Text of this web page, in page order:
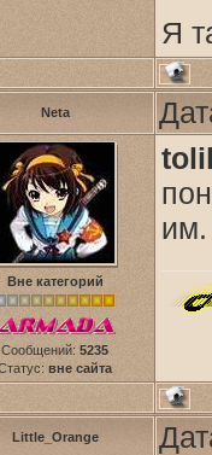
Я
Neta
Вне категорий
Сообщений: 5235
вне сайта
им.
Little_Orange